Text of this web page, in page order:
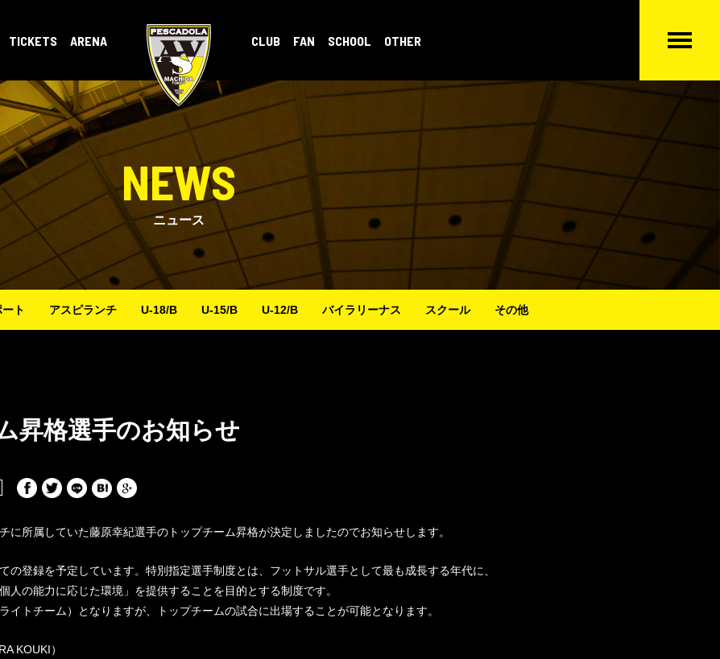
TICKETS ARENA CLUB FAN SCHOOL OTHER
NEWS
ニュース
ト アスピランチ U-18/B U-15/B U-12/B バイラリーナス スクール その他
昇格選手のお知らせ
に所属していた藤原幸紀選手のトップチーム昇格が決定しましたのでお知らせします。
の登録を予定しています。特別指定選手制度とは、フットサル選手として最も成長する年代に、
人の能力に応じた環境」を提供することを目的とする制度です。
イトチーム）となりますが、トップチームの試合に出場することが可能となります。
KOUKI）